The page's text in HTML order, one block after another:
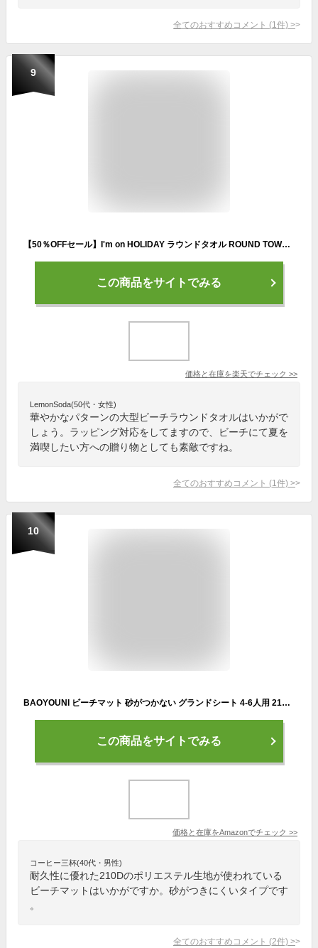
全てのおすすめコメント (1 件) >
9
【50％OFFセール】I'm on HOLIDAY ラウンドタオル ROUND TOWEL アイムオンホリディ フリンジ 大判タオル インテリアラグ (taz-1) 丸形ビッグサイズ ビーチタオル カーペット マット 円形 楽天 メンズ レディース おしゃれ アーベン 普段使い 実用的 2024年
この商品をサイトでみる
価格と在庫を楽天でチェック >>
LemonSoda(50代・女性)
華やかなパターンの大型ビーチラウンドタオルはいかがで
しょう。ラッピング対応をしてますので、ビーチにて夏を
満喫したい方への贈り物としても素敵ですね。
全てのおすすめコメント (1 件) >
10
BAOYOUNI ビーチマット 砂がつかない グランドシート 4-6人用 210*200cm レジャーシート 防水 キャンプ ビーチ アウトドア ピクニック大判 超軽量 ペグ付き 収納袋付き (オレンジ)
この商品をサイトでみる
価格と在庫をAmazonでチェック >>
コーヒー三杯(40代・男性)
耐久性に優れた210Dのポリエステル生地が使われている
ビーチマットはいかがですか。砂がつきにくいタイプです
。
全てのおすすめコメント (2件) >